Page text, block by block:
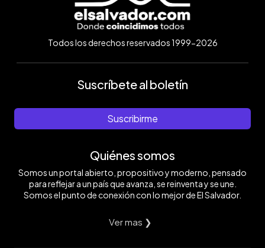
Todos los derechos reservados 1999-2026
Suscríbete al boletín
Suscribirme
Quiénes somos
Somos un portal abierto, propositivo y moderno, pensado
para reflejar a un país que avanza, se reinventa y se une.
Somos el punto de conexión con lo mejor de El Salvador.
Ver mas ❯